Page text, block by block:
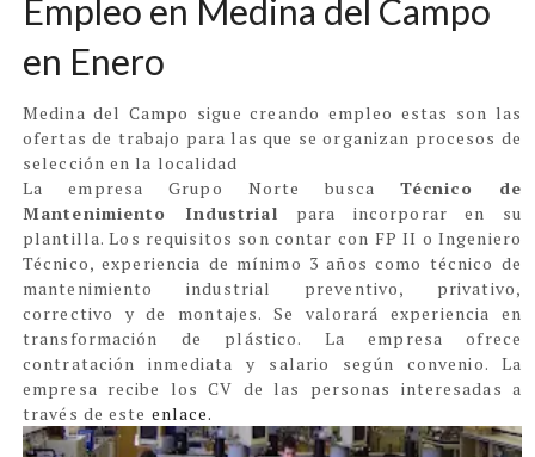
Empleo en Medina del Campo
en Enero
Medina del Campo sigue creando empleo estas son las
ofertas de trabajo para las que se organizan procesos de
selección en la localidad
La empresa Grupo Norte busca Técnico de
Mantenimiento Industrial para incorporar en su
plantilla. Los requisitos son contar con FP II o Ingeniero
Técnico, experiencia de mínimo 3 años como técnico de
mantenimiento industrial preventivo, privativo,
correctivo y de montajes. Se valorará experiencia en
transformación de plástico. La empresa ofrece
contratación inmediata y salario según convenio. La
empresa recibe los CV de las personas interesadas a
través de este enlace.